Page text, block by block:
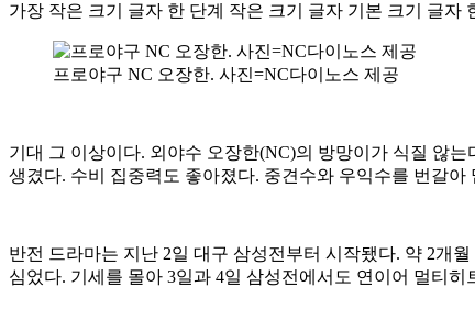
가장 작은 크기 글자 한 단계 작은 크기 글자 기본 크기 글자
프로야구 NC 오장한. 사진=NC다이노스 제공
기대 그 이상이다. 외야수 오장한(NC)의 방망이가 식질 않
생겼다. 수비 집중력도 좋아졌다. 중견수와 우익수를 번갈아
반전 드라마는 지난 2일 대구 삼성전부터 시작됐다. 약 2개
심었다. 기세를 몰아 3일과 4일 삼성전에서도 연이어 멀티